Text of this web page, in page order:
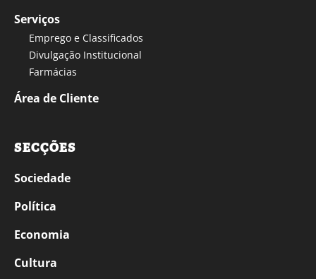
Serviços
Emprego e Classificados
Divulgação Institucional
Farmácias
Área de Cliente
SECÇÕES
Sociedade
Política
Economia
Cultura